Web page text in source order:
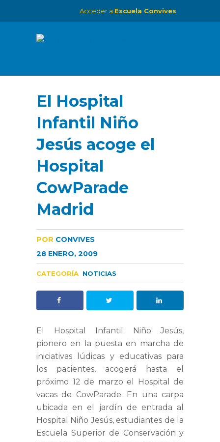
Acceder a Escuela Convives
El Hospital
Infantil Niño
Jesús acoge el
Hospital
CowParade
Madrid
POR CONVIVES
28 ENERO, 2009
CATEGORÍA NOTICIAS
El Hospital Infantil Niño Jesús,
pionero en la puesta en marcha de
iniciativas lúdicas y educativas para
los pacientes, acogerá hasta el
próximo 12 de marzo el Hospital de
vacas de CowParade. En una carpa
ubicada en el jardín de entrada al
Hospital Niño Jesús, estudiantes de la
Escuela Superior de Conservación y